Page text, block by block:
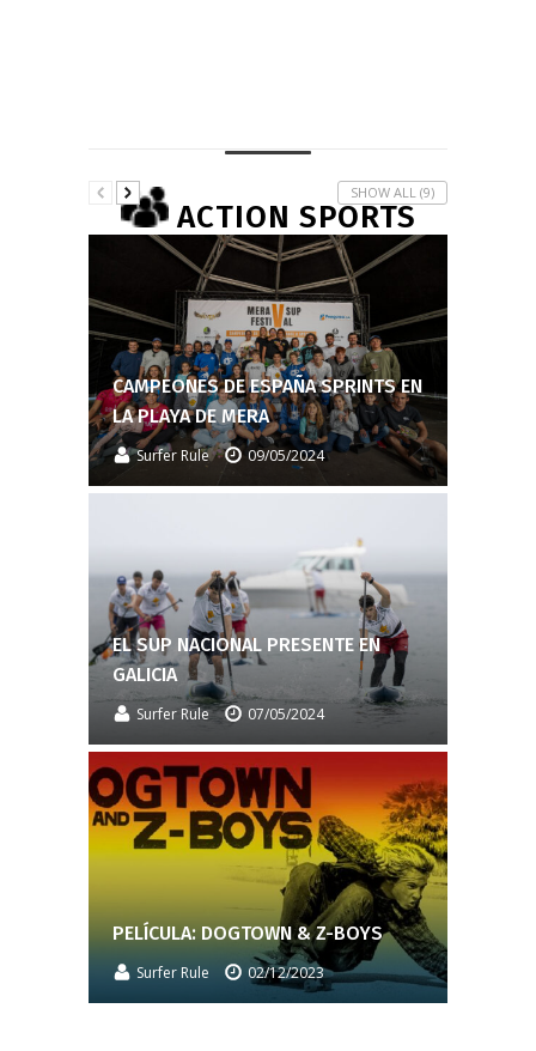
ACTION SPORTS
CAMPEONES DE ESPAÑA SPRINTS EN
LA PLAYA DE MERA
Surfer Rule 09/05/2024
EL SUP NACIONAL PRESENTE EN
GALICIA
Surfer Rule 07/05/2024
PELÍCULA: DOGTOWN & Z-BOYS
Surfer Rule 02/12/2023
SHOW ALL (9)